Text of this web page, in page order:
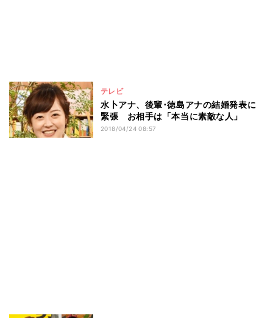
テレビ
水卜アナ、後輩･徳島アナの結婚発表に
緊張 お相手は「本当に素敵な人」
2018/04/24 08:57